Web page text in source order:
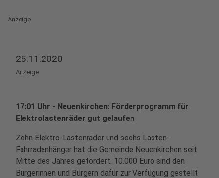
Anzeige
25.11.2020
Anzeige
17:01 Uhr - Neuenkirchen: Förderprogramm für
Elektrolastenräder gut gelaufen
Zehn Elektro-Lastenräder und sechs Lasten-
Fahrradanhänger hat die Gemeinde Neuenkirchen seit
Mitte des Jahres gefördert. 10.000 Euro sind den
Bürgerinnen und Bürgern dafür zur Verfügung gestellt